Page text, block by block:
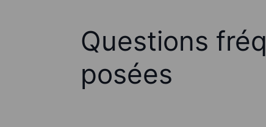
Questions
posées